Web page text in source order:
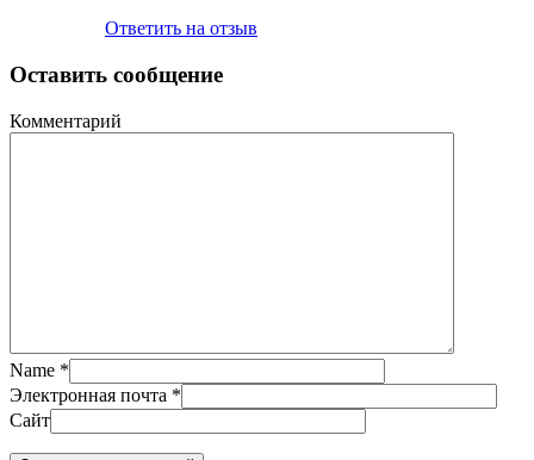
Ответить на отзыв
Оставить сообщение
Комментарий
Name *
Электронная почта *
Сайт